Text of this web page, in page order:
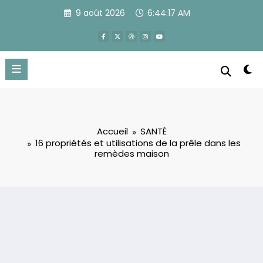
9 août 2026 6:44:18 AM
Accueil
SANTÉ
16 propriétés et utilisations de la prêle dans les
remèdes maison